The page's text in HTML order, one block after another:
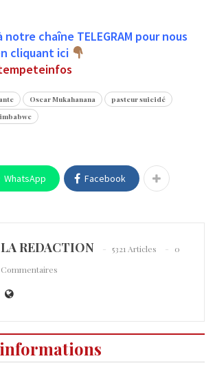
chaîne TELEGRAM pour nous
cliquant ici
Oscar Mukahanana
pasteur suicidé
WhatsApp Facebook
LA REDACTION 5321 Articles
0
Commentaires